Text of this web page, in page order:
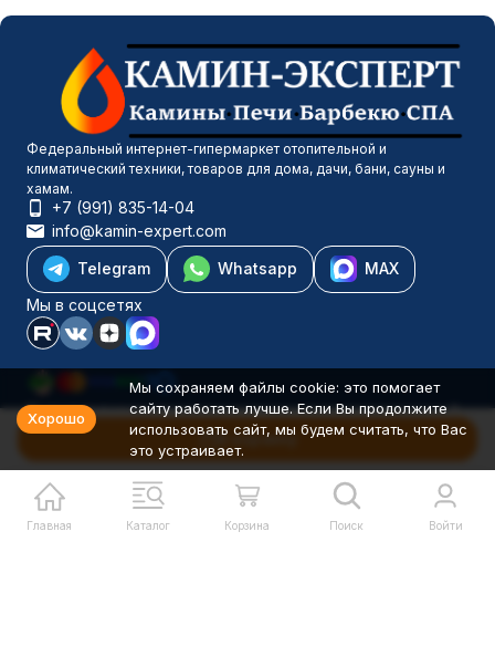
В корзину
Главная Каталог Корзина Поиск Войти
Федеральный интернет-гипермаркет отопительной и
климатический техники, товаров для дома, дачи, бани, сауны и
хамам.
+7 (991) 835-14-04
info@kamin-expert.com
Telegram
Whatsapp
MAX
Мы в соцсетях
Каталог товаров
Компания
Информация
Политика персональных данных
© 2001-2026 Камин-Эксперт ИП Понюхов В. А. ОГРНИП
326527500040181
Хорошо
Мы сохраняем файлы cookie: это помогает
сайту работать лучше. Если Вы продолжите
использовать сайт, мы будем считать, что Вас
это устраивает.